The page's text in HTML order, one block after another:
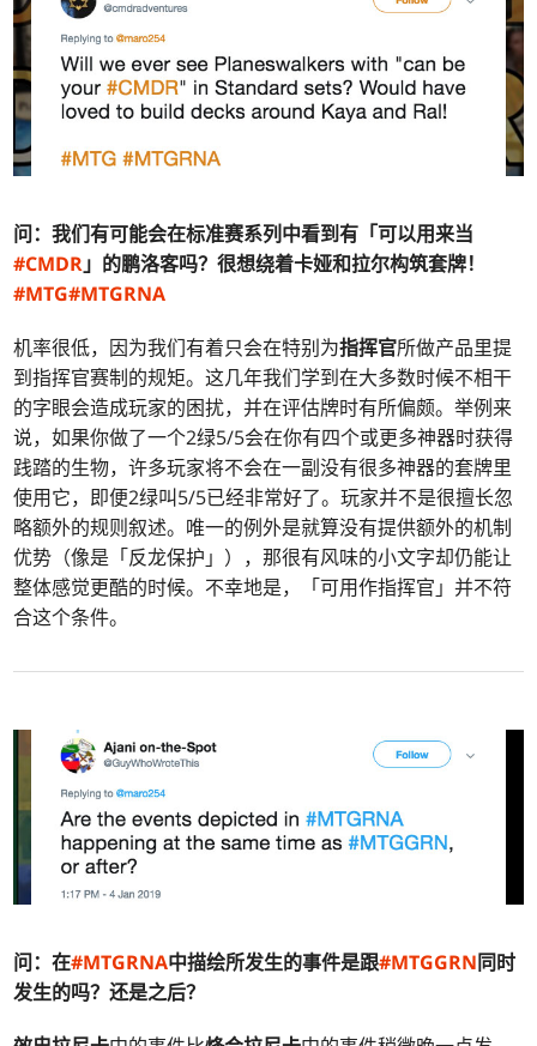
问：我们有可能会在标准赛系列中看到有「可以用来当
#CMDR」的鹏洛客吗？很想绕着卡娅和拉尔构筑套牌！
#MTG#MTGRNA
机率很低，因为我们有着只会在特别为指挥官所做产品里提
到指挥官赛制的规矩。这几年我们学到在大多数时候不相干
的字眼会造成玩家的困扰，并在评估牌时有所偏颇。举例来
说，如果你做了一个2绿5/5会在你有四个或更多神器时获得
践踏的生物，许多玩家将不会在一副没有很多神器的套牌里
使用它，即便2绿叫5/5已经非常好了。玩家并不是很擅长忽
略额外的规则叙述。唯一的例外是就算没有提供额外的机制
优势（像是「反龙保护」），那很有风味的小文字却仍能让
整体感觉更酷的时候。不幸地是，「可用作指挥官」并不符
合这个条件。
问：在#MTGRNA中描绘所发生的事件是跟#MTGGRN同时
发生的吗？还是之后？